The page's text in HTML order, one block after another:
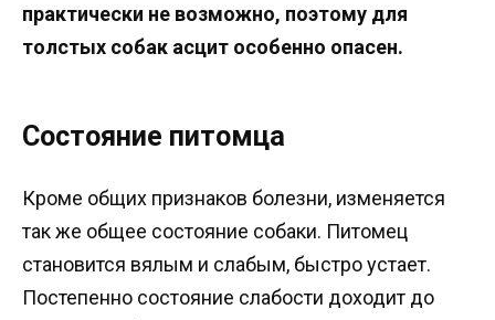
практически не возможно, поэтому для
толстых собак асцит особенно опасен.
Состояние питомца
Кроме общих признаков болезни, изменяется
так же общее состояние собаки. Питомец
становится вялым и слабым, быстро устает.
Постепенно состояние слабости доходит до